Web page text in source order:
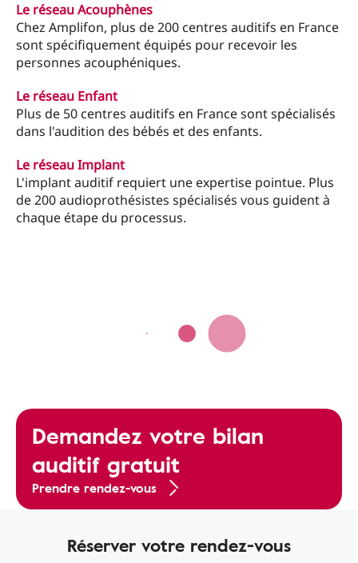
Le réseau Acouphènes
Chez Amplifon, plus de 200 centres auditifs en France
sont spécifiquement équipés pour recevoir les
personnes acouphéniques.
Le réseau Enfant
Plus de 50 centres auditifs en France sont spécialisés
dans l'audition des bébés et des enfants.
Le réseau Implant
L'implant auditif requiert une expertise pointue. Plus
de 200 audioprothésistes spécialisés vous guident à
chaque étape du processus.
Demandez votre bilan
auditif gratuit
Prendre rendez-vous
Réserver votre rendez-vous